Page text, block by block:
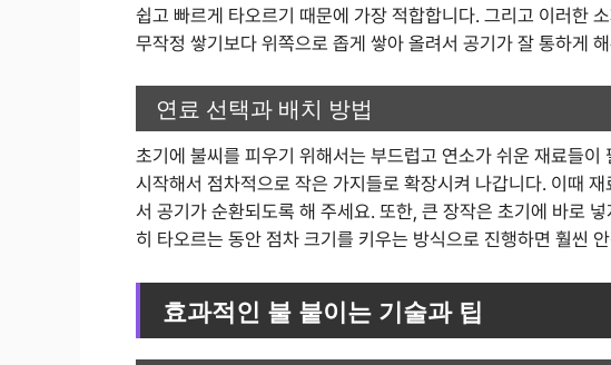
쉽고 빠르게 타오르기 때문에 가장 적합합니다. 그리고 이러한
무작정 쌓기보다 위쪽으로 좁게 쌓아 올려서 공기가 잘 통하게
연료 선택과 배치 방법
초기에 불씨를 피우기 위해서는 부드럽고 연소가 쉬운 재료들이
시작해서 점차적으로 작은 가지들로 확장시켜 나갑니다. 이때
서 공기가 순환되도록 해 주세요. 또한, 큰 장작은 초기에 바로
히 타오르는 동안 점차 크기를 키우는 방식으로 진행하면 훨씬
효과적인 불 붙이는 기술과 팁